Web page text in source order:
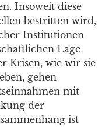
Insoweit diese
bestritten wird,
Institutionen
Lage
Krisen, wie wir sie
gehen
mit
der
ist